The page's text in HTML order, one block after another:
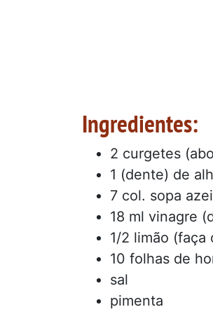
Ingredientes:
2 curgetes
1 (dente) de
7 col. sopa
18 ml vinagre
1/2 limão (faça
10 folhas de
sal
pimenta